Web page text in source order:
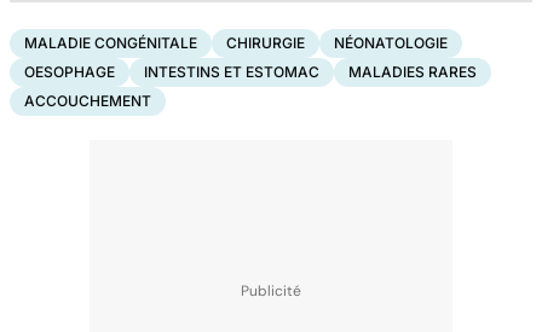
MALADIE CONGÉNITALE CHIRURGIE
NÉONATOLOGIE
OESOPHAGE
INTESTINS ET ESTOMAC
MALADIES RARES
ACCOUCHEMENT